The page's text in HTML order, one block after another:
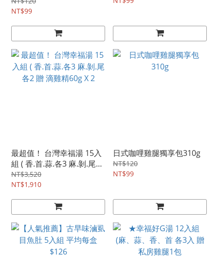
NT$99
最超值！ 台灣幸福湯 15入
組 ( 香.首.蒜.各3 麻.剝.尾
各2 贈 滴雞精60g X 2
NT$3,520
NT$1,910
日式咖哩雞腿獨享包310g
NT$120
NT$99